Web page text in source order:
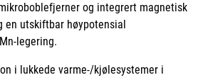
og integrert magnetisk
utskiftbar høypotensial
legering.
i lukkede varme-/kjølesystemer i